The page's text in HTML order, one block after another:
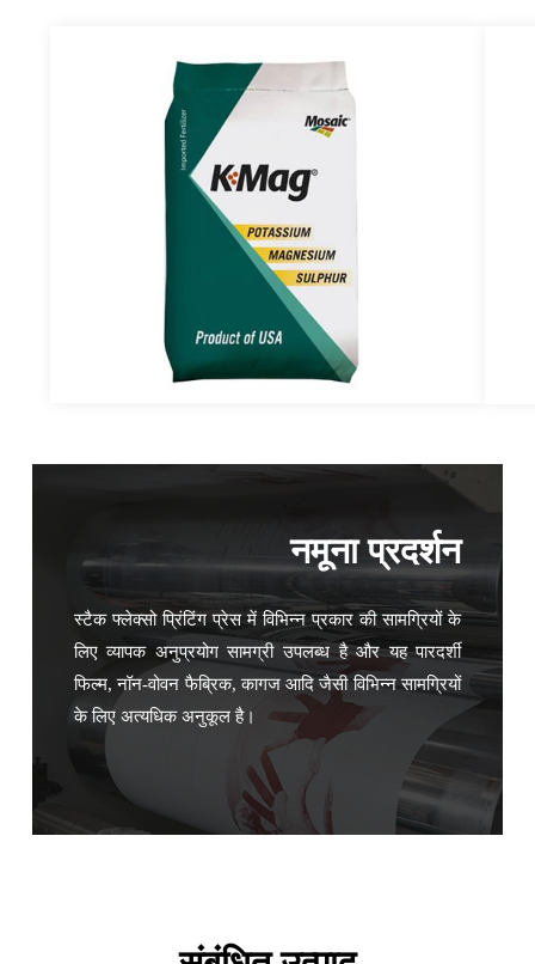
नमूना प्रदर्शन
स्टैक फ्लेक्सो प्रिंटिंग प्रेस में विभिन्न प्रकार की सामग्रियों के
लिए व्यापक अनुप्रयोग सामग्री उपलब्ध है और यह पारदर्शी
फिल्म, नॉन-वोवन फैब्रिक, कागज आदि जैसी विभिन्न सामग्रियों
के लिए अत्यधिक अनुकूल है।